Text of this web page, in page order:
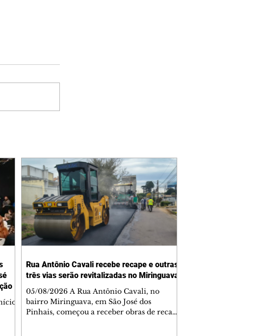
Rua Antônio Cavali recebe recape e outras
três vias serão revitalizadas no Miringuava
05/08/2026 A Rua Antônio Cavali, no
bairro Miringuava, em São José dos
Pinhais, começou a receber obras de recape